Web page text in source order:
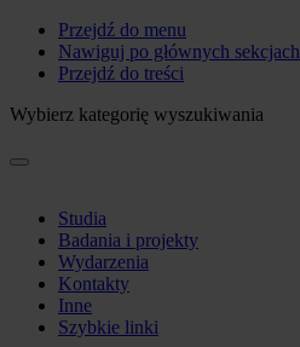
Przejdź do menu
Nawiguj po głównych sekcjach
Przejdź do treści
Wybierz kategorię wyszukiwania
Studia
Badania i projekty
Wydarzenia
Kontakty
Inne
Szybkie linki